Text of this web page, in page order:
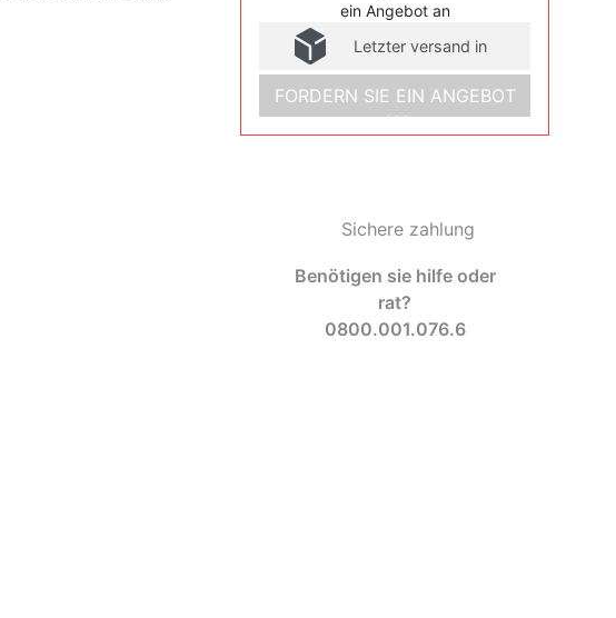
ein Angebot an
Letzter versand in
FORDERN SIE EIN ANGEBOT
AN
Sichere zahlung
Benötigen sie hilfe oder
rat?
0800.001.076.6